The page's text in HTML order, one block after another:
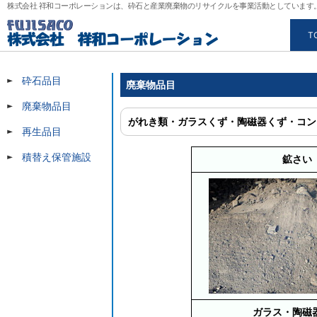
株式会社 祥和コーポレーションは、砕石と産業廃棄物のリサイクルを事
廃棄物品目
がれき類・ガラスくず・陶磁器くず・コ
鉱さい
ガラス・陶磁
砕石品目
廃棄物品目
再生品目
積替え保管施設